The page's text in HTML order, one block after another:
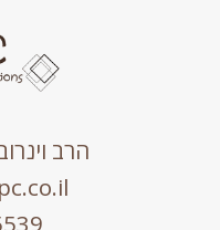
הרב וינרוב 23, טירת כרמל